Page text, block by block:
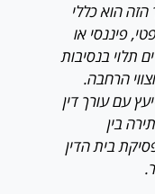
הוא כללי
פיננסי או
תלוי בנסיבות
הרחבה.
עם עורך דין
בין
בית הדין